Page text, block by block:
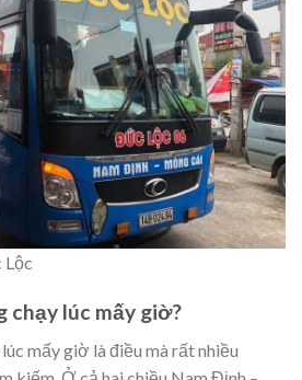
Lộc
chạy lúc mấy giờ?
mấy giờ là điều mà rất nhiều